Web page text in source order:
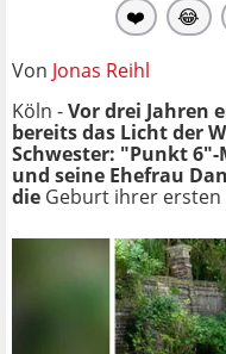
❤️ 😂
Von Jonas Reihl
Köln -Vor drei Jahren
bereits das Licht der
Schwester: "Punkt 6"-
und seine Ehefrau
die Geburt ihrer